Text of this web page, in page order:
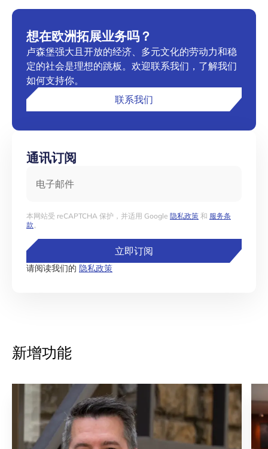
想在欧洲拓展业务吗？
卢森堡强大且开放的经济、多元文化的劳动力和稳
定的社会是理想的跳板。欢迎联系我们，了解我们
如何支持你。
联系我们
通讯订阅
本网站受 reCAPTCHA 保护，并适用 Google 隐私政策 和 服务条
款。
立即订阅
请阅读我们的 隐私政策
新增功能